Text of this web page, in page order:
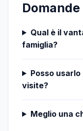
Qual è il
famiglia?
Posso
visite?
Meglio una